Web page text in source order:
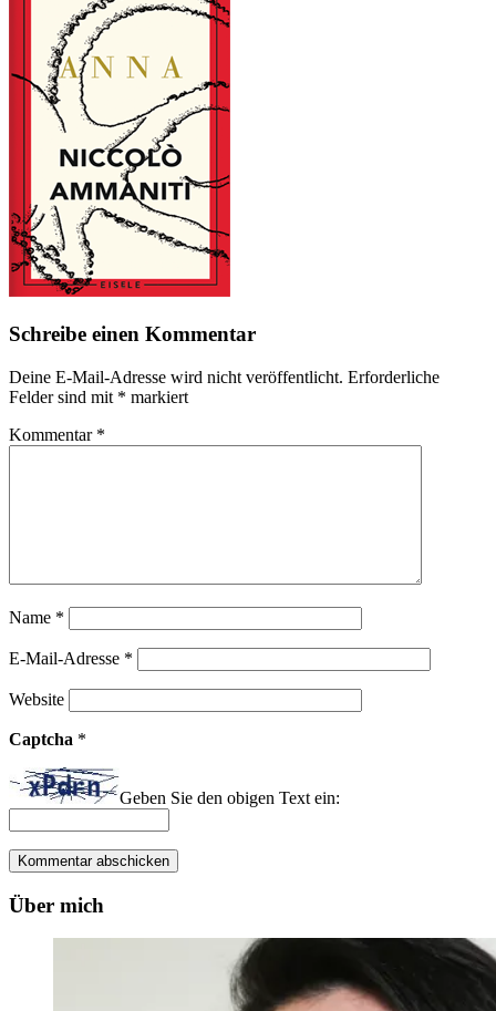
Schreibe einen Kommentar
Deine E-Mail-Adresse wird nicht veröffentlicht. Erforderliche
Felder sind mit * markiert
Kommentar *
Name *
E-Mail-Adresse *
Website
Captcha *
Geben Sie den obigen Text ein:
Über mich